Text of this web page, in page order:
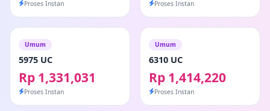
Proses Instan Proses Instan
Umum
5975 UC
Rp 1,331,031
Proses Instan
Umum
6310 UC
Rp 1,414,220
Proses Instan